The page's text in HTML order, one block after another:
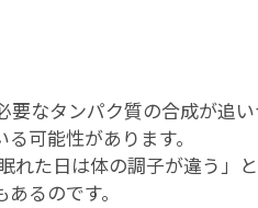
なタンパク質の合成が追い
可能性があります。
れた日は体の調子が違う」
るのです。